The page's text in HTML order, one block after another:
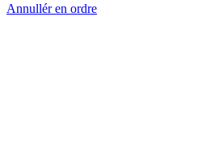
Annullér en ordre